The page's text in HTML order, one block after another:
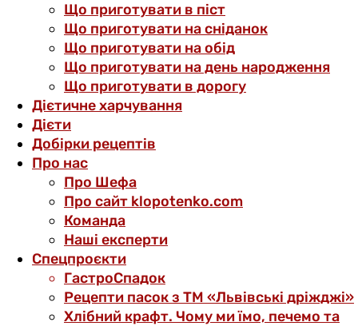
Що приготувати в піст
Що приготувати на сніданок
Що приготувати на обід
Що приготувати на день народження
Що приготувати в дорогу
Дієтичне харчування
Дієти
Добірки рецептів
Про нас
Про Шефа
Про сайт klopotenko.com
Команда
Наші експерти
Спецпроєкти
ГастроСпадок
Рецепти пасок з ТМ «Львівські дріжджі»
Хлібний крафт. Чому ми їмо, печемо та